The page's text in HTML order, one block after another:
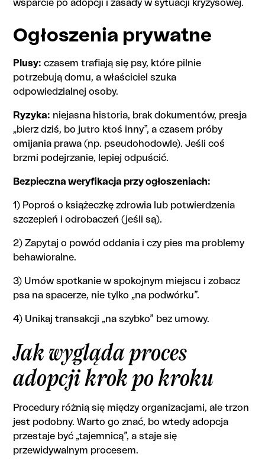
wsparcie po adopcji i zasady w sytuacji kryzysowej.
Ogłoszenia prywatne
Plusy: czasem trafiają się psy, które pilnie
potrzebują domu, a właściciel szuka
odpowiedzialnej osoby.
Ryzyka: niejasna historia, brak dokumentów, presja
„bierz dziś, bo jutro ktoś inny”, a czasem próby
omijania prawa (np. pseudohodowle). Jeśli coś
brzmi podejrzanie, lepiej odpuścić.
Bezpieczna weryfikacja przy ogłoszeniach:
1) Poproś o książeczkę zdrowia lub potwierdzenia
szczepień i odrobaczeń (jeśli są).
2) Zapytaj o powód oddania i czy pies ma problemy
behawioralne.
3) Umów spotkanie w spokojnym miejscu i zobacz
psa na spacerze, nie tylko „na podwórku”.
4) Unikaj transakcji „na szybko” bez umowy.
Jak wygląda proces
adopcji krok po kroku
Procedury różnią się między organizacjami, ale trzon
jest podobny. Warto go znać, bo wtedy adopcja
przestaje być „tajemnicą”, a staje się
przewidywalnym procesem.